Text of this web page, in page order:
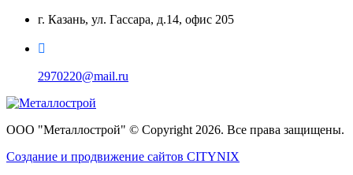
г. Казань, ул. Гассара, д.14, офис 205
2970220@mail.ru
ООО "Металлострой" © Copyright 2026. Все права защищены.
Создание и продвижение сайтов CITYNIX